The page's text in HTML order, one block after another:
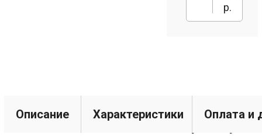
р.
Описание Характеристики Оплата и
Технические